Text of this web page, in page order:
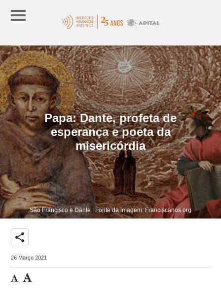
Papa: Dante, profeta de
esperança e poeta da
misericórdia
São Francisco e Dante | Fonte da imagem: Franciscanos.org
share
26 Março 2021